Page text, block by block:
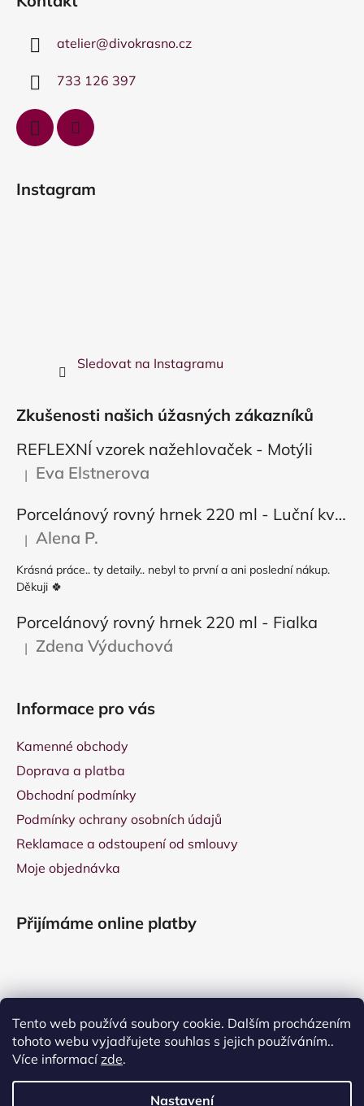
Tento web používá soubory cookie. Dalším procházením
tohoto webu vyjadřujete souhlas s jejich používáním..
Více informacízde.
Nastavení
atelier@divokrasno.cz
733 126 397
Instagram
Sledovat na Instagramu
Zkušenosti našich úžasných zákazníků
REFLEXNÍ vzorek nažehlovaček - Motýli
Hodnocení produktu je 5 z 5 hvězdiček.
| Eva Elstnerova
Porcelánový rovný hrnek 220 ml - Luční květy
Hodnocení produktu je 5 z 5 hvězdiček.
| Alena P.
Krásná práce.. ty detaily.. nebyl to první a ani poslední nákup.
Děkuji 🍀
Porcelánový rovný hrnek 220 ml - Fialka
Hodnocení produktu je 5 z 5 hvězdiček.
| Zdena Výduchová
Informace pro vás
Kamenné obchody
Doprava a platba
Obchodní podmínky
Podmínky ochrany osobních údajů
Reklamace a odstoupení od smlouvy
Moje objednávka
Přijímáme online platby